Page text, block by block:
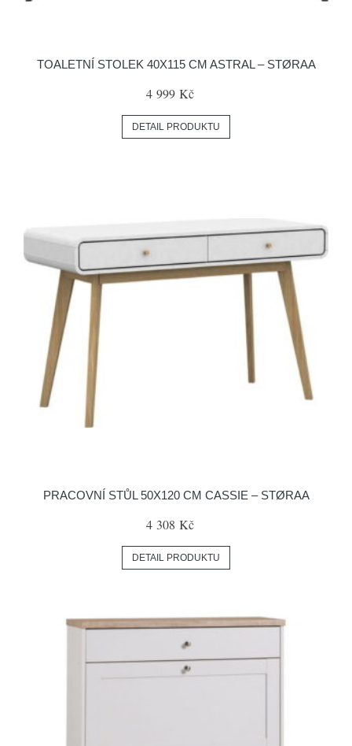
TOALETNÍ STOLEK 40X115 CM ASTRAL – STØRAA
4 999 Kč
DETAIL PRODUKTU
PRACOVNÍ STŮL 50X120 CM CASSIE – STØRAA
4 308 Kč
DETAIL PRODUKTU